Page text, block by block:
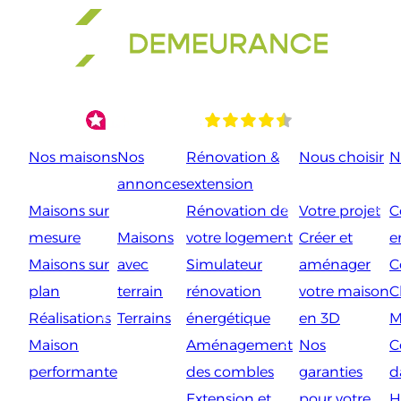
Nos maisons
Maisons sur
mesure
Maisons sur
plan
Réalisations
Maison
performante
Nos
annonces
Maisons
avec
terrain
Terrains
Rénovation &
extension
Rénovation de
votre logement
Simulateur
rénovation
énergétique
Aménagement
des combles
Nous choisir
Votre projet
Créer et
aménager
votre maison
en 3D
Nos
garanties